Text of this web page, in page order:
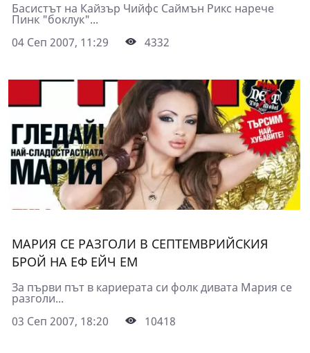
Басистът на Кайзър Чийфс Саймън Рикс нарече
Пинк "боклук"...
04 Сеп 2007, 11:29
4332
МАРИЯ СЕ РАЗГОЛИ В СЕПТЕМВРИЙСКИЯ
БРОЙ НА ЕФ ЕЙЧ ЕМ
За първи път в кариерата си фолк дивата Мария се
разголи...
03 Сеп 2007, 18:20
10418